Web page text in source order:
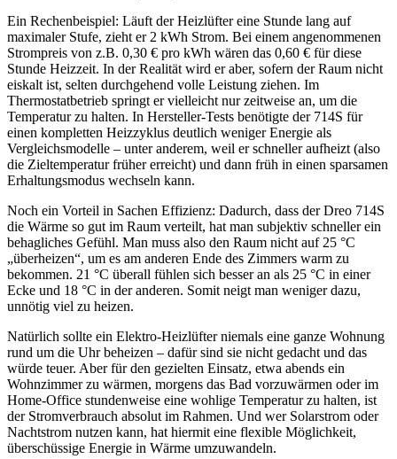
Ein Rechenbeispiel: Läuft der Heizlüfter eine Stunde lang auf
maximaler Stufe, zieht er 2 kWh Strom. Bei einem angenommenen
Strompreis von z.B. 0,30 € pro kWh wären das 0,60 € für diese
Stunde Heizzeit. In der Realität wird er aber, sofern der Raum nicht
eiskalt ist, selten durchgehend volle Leistung ziehen. Im
Thermostatbetrieb springt er vielleicht nur zeitweise an, um die
Temperatur zu halten. In Hersteller-Tests benötigte der 714S für
einen kompletten Heizzyklus deutlich weniger Energie als
Vergleichsmodelle – unter anderem, weil er schneller aufheizt (also
die Zieltemperatur früher erreicht) und dann früh in einen sparsamen
Erhaltungsmodus wechseln kann.
Noch ein Vorteil in Sachen Effizienz: Dadurch, dass der Dreo 714S
die Wärme so gut im Raum verteilt, hat man subjektiv schneller ein
behagliches Gefühl. Man muss also den Raum nicht auf 25 °C
„überheizen“, um es am anderen Ende des Zimmers warm zu
bekommen. 21 °C überall fühlen sich besser an als 25 °C in einer
Ecke und 18 °C in der anderen. Somit neigt man weniger dazu,
unnötig viel zu heizen.
Natürlich sollte ein Elektro-Heizlüfter niemals eine ganze Wohnung
rund um die Uhr beheizen – dafür sind sie nicht gedacht und das
würde teuer. Aber für den gezielten Einsatz, etwa abends ein
Wohnzimmer zu wärmen, morgens das Bad vorzuwärmen oder im
Home-Office stundenweise eine wohlige Temperatur zu halten, ist
der Stromverbrauch absolut im Rahmen. Und wer Solarstrom oder
Nachtstrom nutzen kann, hat hiermit eine flexible Möglichkeit,
überschüssige Energie in Wärme umzuwandeln.